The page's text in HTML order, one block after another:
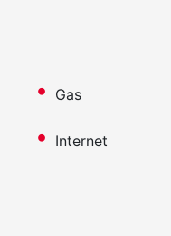
Gas
Internet